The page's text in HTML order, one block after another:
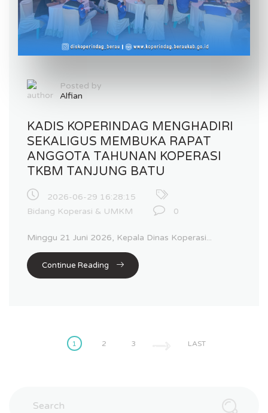
Posted by
Alfian
KADIS KOPERINDAG MENGHADIRI
SEKALIGUS MEMBUKA RAPAT
ANGGOTA TAHUNAN KOPERASI
TKBM TANJUNG BATU
2026-06-29 16:28:15
Bidang Koperasi & UMKM
0
Minggu 21 Juni 2026, Kepala Dinas Koperasi...
Continue Reading
1 2 3 LAST